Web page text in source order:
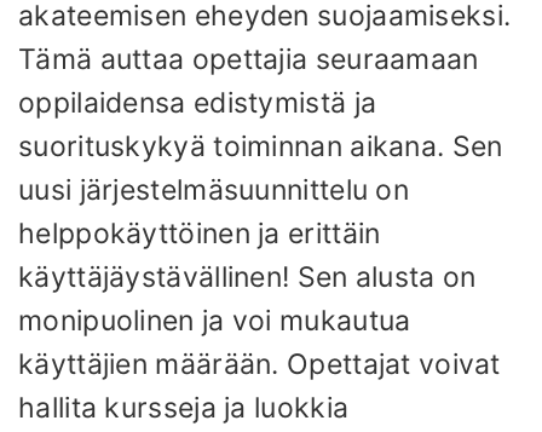
akateemisen eheyden suojaamiseksi.
Tämä auttaa opettajia seuraamaan
oppilaidensa edistymistä ja
suorituskykyä toiminnan aikana. Sen
uusi järjestelmäsuunnittelu on
helppokäyttöinen ja erittäin
käyttäjäystävällinen! Sen alusta on
monipuolinen ja voi mukautua
käyttäjien määrään. Opettajat voivat
hallita kursseja ja luokkia